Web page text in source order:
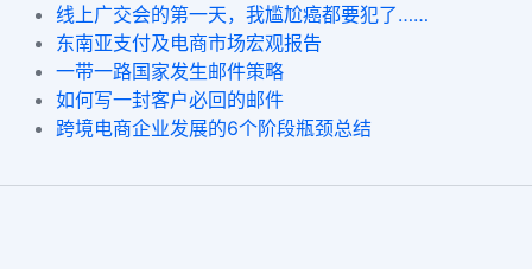
线上广交会的第一天，我尴尬癌都要犯了……
东南亚支付及电商市场宏观报告
一带一路国家发生邮件策略
如何写一封客户必回的邮件
跨境电商企业发展的6个阶段瓶颈总结